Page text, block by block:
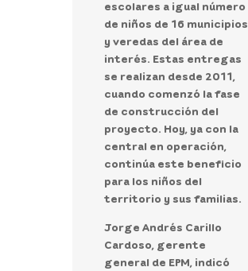
escolares a igual número
de niños de 16 municipios
y veredas del área de
interés. Estas entregas
se realizan desde 2011,
cuando comenzó la fase
de construcción del
proyecto. Hoy, ya con la
central en operación,
continúa este beneficio
para los niños del
territorio y sus familias.
Jorge Andrés Carillo
Cardoso, gerente
general de EPM, indicó